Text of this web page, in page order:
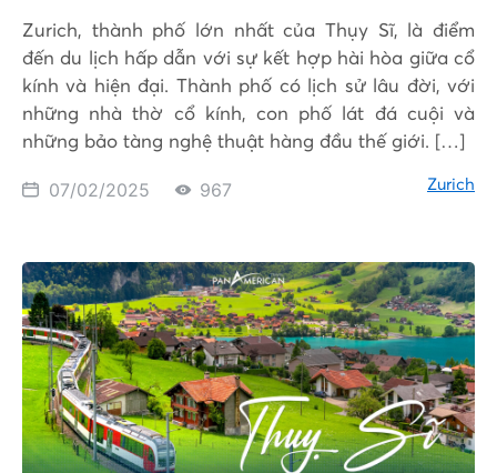
Zurich, thành phố lớn nhất của Thụy Sĩ, là điểm
đến du lịch hấp dẫn với sự kết hợp hài hòa giữa cổ
kính và hiện đại. Thành phố có lịch sử lâu đời, với
những nhà thờ cổ kính, con phố lát đá cuội và
những bảo tàng nghệ thuật hàng đầu thế giới. […]
07/02/2025 967 Zurich